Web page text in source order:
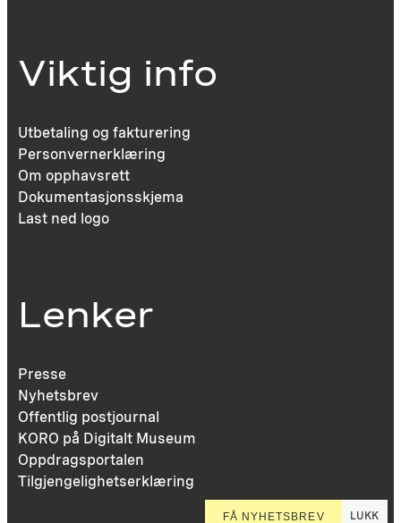
Viktig info
Utbetaling og fakturering
Personvernerklæring
Om opphavsrett
Dokumentasjonsskjema
Last ned logo
Lenker
Presse
Nyhetsbrev
Offentlig postjournal
KORO på Digitalt Museum
Oppdragsportalen
Tilgjengelighetserklæring
FÅ NYHETSBREV LUKK